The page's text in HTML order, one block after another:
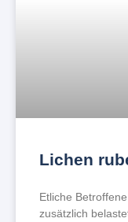
Lichen
Etliche
zusätzlich